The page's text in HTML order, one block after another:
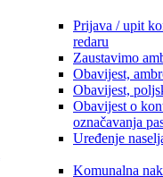
Prijava / upit
redaru
Zaustavimo
Obavijest,
Obavijest,
Obavijest o
označavanja
Uređenje
Komunalna